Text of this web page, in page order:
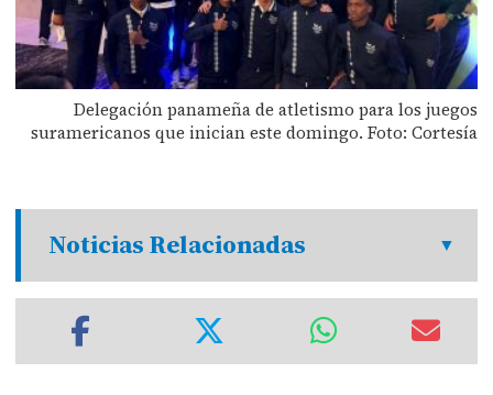
Delegación panameña de atletismo para los juegos
suramericanos que inician este domingo. Foto: Cortesía
Noticias Relacionadas